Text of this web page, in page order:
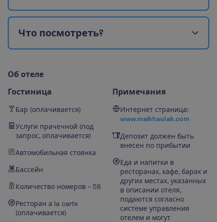
Что посмотреть?
Об отеле
Гостиница
Бар (оплачивается)
Услуги прачечной (под
запрос, оплачивается)
Автомобильная стоянка
Бассейн
Количество номеров – 58
Ресторан а la carte
(оплачивается)
Примечания
Интернет страница:
www.maikhaolak.com
Депозит должен быть
внесен по прибытии
Еда и напитки в
ресторанах, кафе, барах и
других местах, указанных
в описании отеля,
подаются согласно
системе управления
отелем и могут